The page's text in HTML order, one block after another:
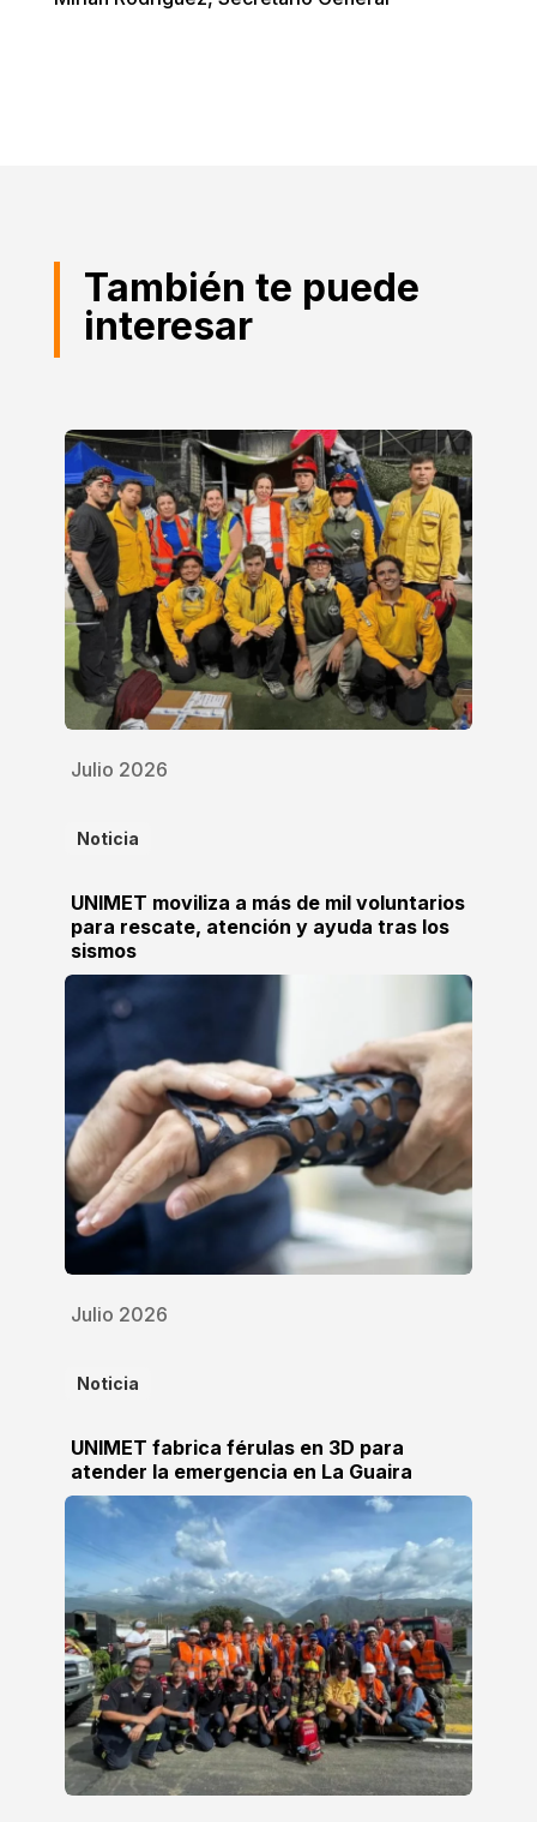
También te puede
interesar
Julio 2026
Noticia
UNIMET moviliza a más de mil voluntarios
para rescate, atención y ayuda tras los
sismos
Julio 2026
Noticia
UNIMET fabrica férulas en 3D para
atender la emergencia en La Guaira